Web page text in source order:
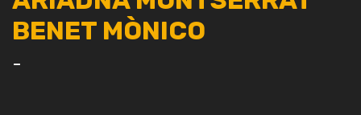
BENET MÒNICO
-